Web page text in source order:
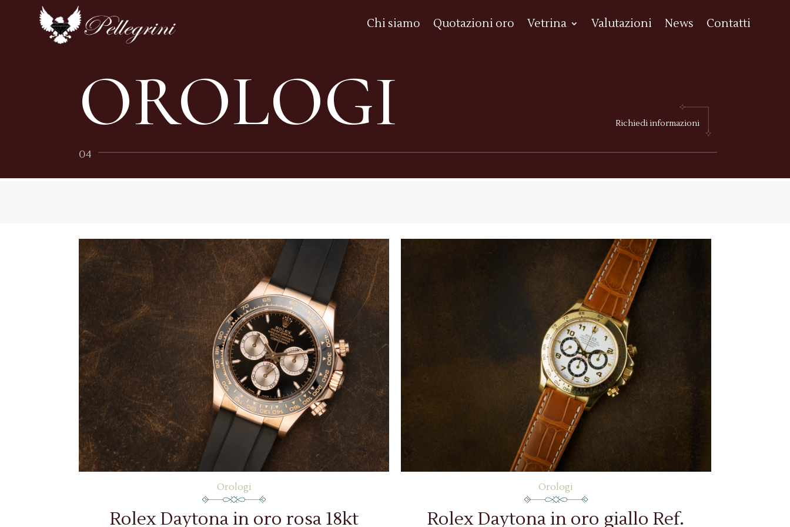
Chi siamo Quotazioni oro Vetrina Valutazioni News Contatti
OROLOGI Richiedi informazioni
04
Orologi
Rolex Daytona in oro rosa 18kt
Orologi
Rolex Daytona in oro giallo Ref.